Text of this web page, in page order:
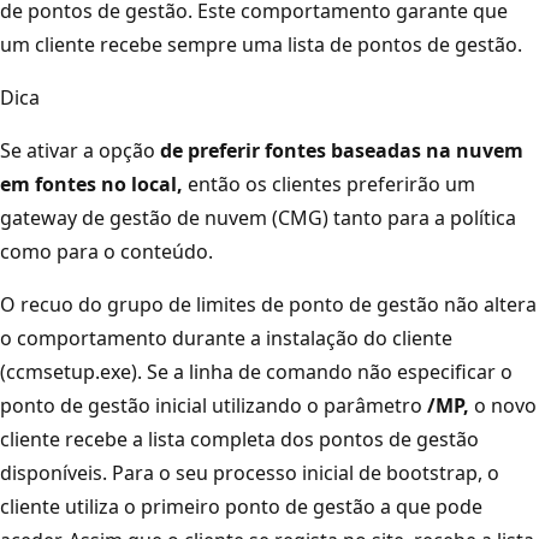
de pontos de gestão. Este comportamento garante que
um cliente recebe sempre uma lista de pontos de gestão.
Dica
Se ativar a opção de preferir fontes baseadas na nuvem
em fontes no local, então os clientes preferirão um
gateway de gestão de nuvem (CMG) tanto para a política
como para o conteúdo.
O recuo do grupo de limites de ponto de gestão não altera
o comportamento durante a instalação do cliente
(ccmsetup.exe). Se a linha de comando não especificar o
ponto de gestão inicial utilizando o parâmetro /MP, o novo
cliente recebe a lista completa dos pontos de gestão
disponíveis. Para o seu processo inicial de bootstrap, o
cliente utiliza o primeiro ponto de gestão a que pode